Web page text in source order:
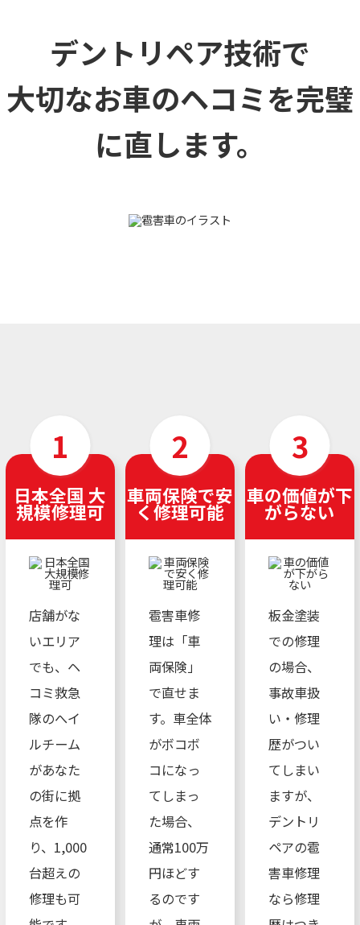
デントリペア技術で
大切なお車のヘコミを完璧
に直します。
日本全国 大
規模修理可
店舗がな
いエリア
でも、ヘ
コミ救急
隊のへイ
ルチーム
があなた
の街に拠
点を作
り、1,000
台超えの
修理も可
車両保険で安
く修理可能
雹害車修
理は「車
両保険」
で直せま
す。車全体
がボコボ
コになっ
てしまっ
た場合、
通常100万
円ほどす
るのです
車の価値が下
がらない
板金塗装
での修理
の場合、
事故車扱
い・修理
歴がつい
てしまい
ますが、
デントリ
ペアの雹
害車修理
なら修理